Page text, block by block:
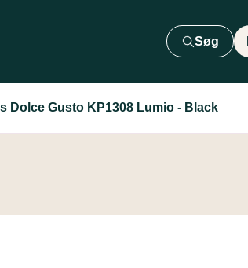
Søg
Dolce Gusto KP1308 Lumio - Black